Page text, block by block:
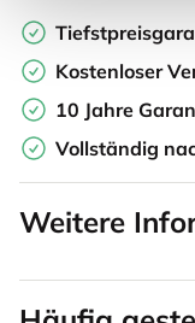
Kostenloser
10 Jahre
Vollständig
Weitere